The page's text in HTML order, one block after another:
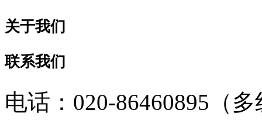
关于我们
联系我们
电话：020-86460895（